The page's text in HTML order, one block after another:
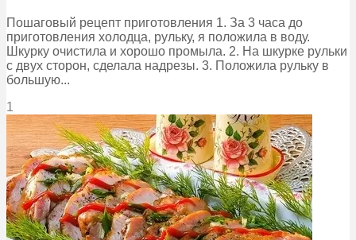
Пошаговый рецепт приготовления 1. За 3 часа до
приготовления холодца, рульку, я положила в воду.
Шкурку очистила и хорошо промыла. 2. На шкурке рульки
с двух сторон, сделала надрезы. 3. Положила рульку в
большую...
1